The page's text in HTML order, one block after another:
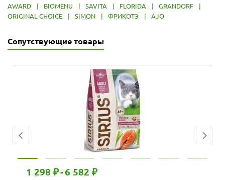
AWARD
| BIOMENU | SAVITA | FLORIDA | GRANDORF
|
ORIGINAL CHOICE
| SIMON | ФРИКОТЭ | AJO
Сопутствующие товары
1 298 ₽-6 582 ₽